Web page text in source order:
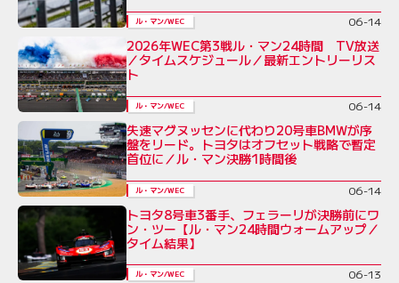
ル・マン/WEC 06-14
2026年WEC第3戦ル・マン24時間 TV放送
／タイムスケジュール／最新エントリーリス
ト
ル・マン/WEC 06-14
失速マグヌッセンに代わり20号車BMWが序
盤をリード。トヨタはオフセット戦略で暫定
首位に／ル・マン決勝1時間後
ル・マン/WEC 06-14
トヨタ8号車3番手、フェラーリが決勝前にワ
ン・ツー【ル・マン24時間ウォームアップ／
タイム結果】
ル・マン/WEC 06-13